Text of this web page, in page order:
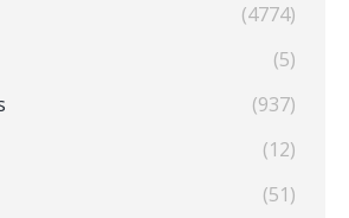
(4774)
(5)
(937)
(12)
(51)